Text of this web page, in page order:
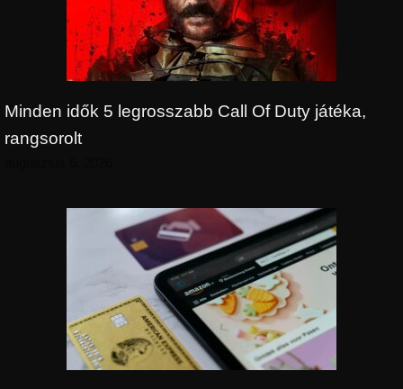
Minden idők 5 legrosszabb Call Of Duty játéka,
rangsorolt